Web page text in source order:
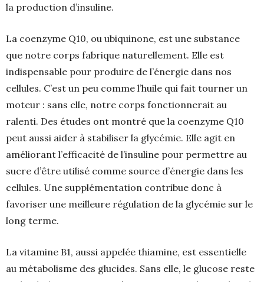
la production d’insuline.
La coenzyme Q10, ou ubiquinone, est une substance
que notre corps fabrique naturellement. Elle est
indispensable pour produire de l’énergie dans nos
cellules. C’est un peu comme l’huile qui fait tourner un
moteur : sans elle, notre corps fonctionnerait au
ralenti. Des études ont montré que la coenzyme Q10
peut aussi aider à stabiliser la glycémie. Elle agit en
améliorant l’efficacité de l’insuline pour permettre au
sucre d’être utilisé comme source d’énergie dans les
cellules. Une supplémentation contribue donc à
favoriser une meilleure régulation de la glycémie sur le
long terme.
La vitamine B1, aussi appelée thiamine, est essentielle
au métabolisme des glucides. Sans elle, le glucose reste